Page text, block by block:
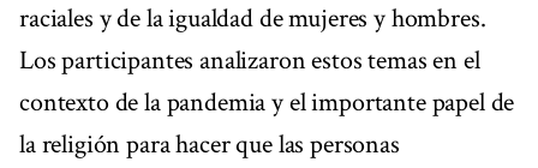
raciales y de la igualdad de mujeres y hombres.
Los participantes analizaron estos temas en el
contexto de la pandemia y el importante papel de
la religión para hacer que las personas